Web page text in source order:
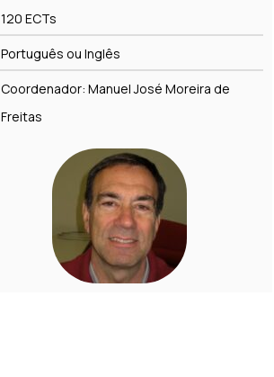
120 ECTs
Português ou Inglês
Coordenador: Manuel José Moreira de
Freitas